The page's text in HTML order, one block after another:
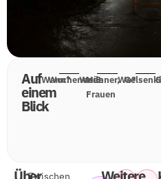
Zwischen
Auf
einem
Blick
Wann?
Wochenende
Wer?
Männer,
Frauen
Wo?